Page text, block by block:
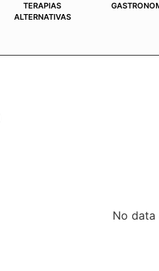
TERAPIAS
ALTERNATIVAS
No data